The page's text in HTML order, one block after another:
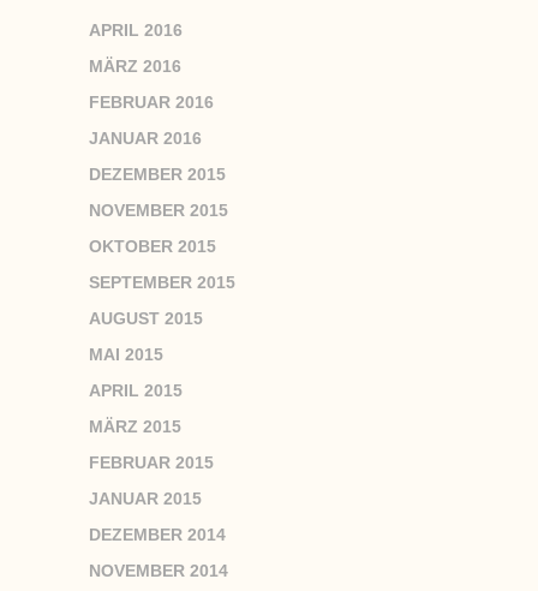
APRIL 2016
MÄRZ 2016
FEBRUAR 2016
JANUAR 2016
DEZEMBER 2015
NOVEMBER 2015
OKTOBER 2015
SEPTEMBER 2015
AUGUST 2015
MAI 2015
APRIL 2015
MÄRZ 2015
FEBRUAR 2015
JANUAR 2015
DEZEMBER 2014
NOVEMBER 2014